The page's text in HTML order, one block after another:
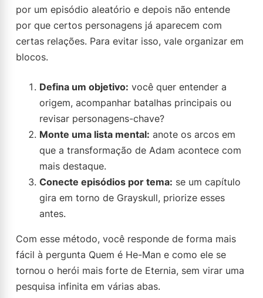
por um episódio aleatório e depois não entende
por que certos personagens já aparecem com
certas relações. Para evitar isso, vale organizar em
blocos.
Defina um objetivo: você quer entender a
origem, acompanhar batalhas principais ou
revisar personagens-chave?
Monte uma lista mental: anote os arcos em
que a transformação de Adam acontece com
mais destaque.
Conecte episódios por tema: se um capítulo
gira em torno de Grayskull, priorize esses
antes.
Com esse método, você responde de forma mais
fácil à pergunta Quem é He-Man e como ele se
tornou o herói mais forte de Eternia, sem virar uma
pesquisa infinita em várias abas.